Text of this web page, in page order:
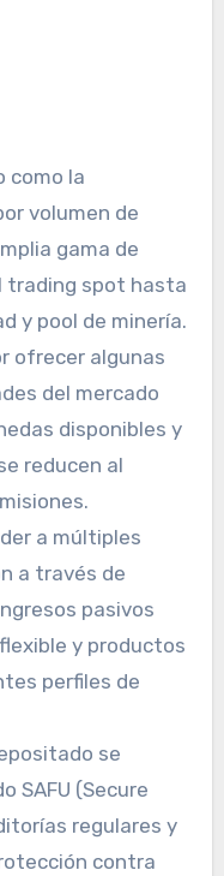
como la
volumen de
gama de
trading spot hasta
y pool de minería.
ofrecer algunas
del mercado
disponibles y
reducen al
a múltiples
a través de
pasivos
y productos
perfiles de
se
SAFU (Secure
regulares y
contra